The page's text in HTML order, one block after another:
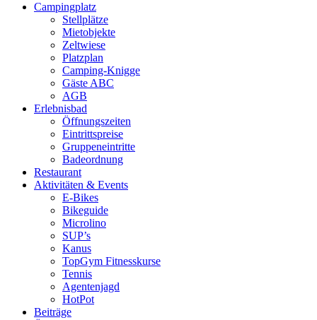
Campingplatz
Stellplätze
Mietobjekte
Zeltwiese
Platzplan
Camping-Knigge
Gäste ABC
AGB
Erlebnisbad
Öffnungszeiten
Eintrittspreise
Gruppeneintritte
Badeordnung
Restaurant
Aktivitäten & Events
E-Bikes
Bikeguide
Microlino
SUP’s
Kanus
TopGym Fitnesskurse
Tennis
Agentenjagd
HotPot
Beiträge